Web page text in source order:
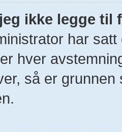
ikke legge til
har
hver
så er